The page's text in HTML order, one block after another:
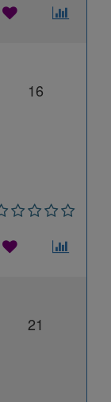
16
21